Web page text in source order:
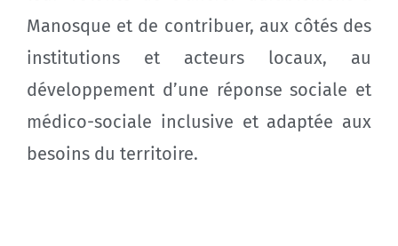
Manosque et de contribuer, aux côtés des
institutions et acteurs locaux, au
développement d’une réponse sociale et
médico-sociale inclusive et adaptée aux
besoins du territoire.